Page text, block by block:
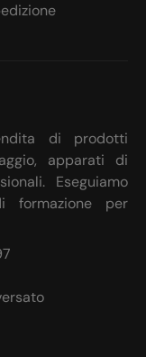
di prodotti
apparati di
Eseguiamo
formazione per